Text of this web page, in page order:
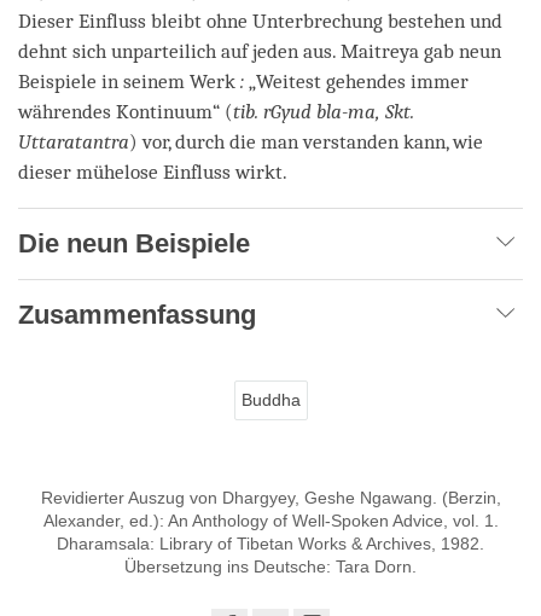
Dieser Einfluss bleibt ohne Unterbrechung bestehen und
dehnt sich unparteilich auf jeden aus. Maitreya gab neun
Beispiele in seinem Werk : „Weitest gehendes immer
währendes Kontinuum“ (tib. rGyud bla-ma, Skt.
Uttaratantra) vor, durch die man verstanden kann, wie
dieser mühelose Einfluss wirkt.
Die neun Beispiele
Zusammenfassung
Buddha
Revidierter Auszug von Dhargyey, Geshe Ngawang. (Berzin,
Alexander, ed.): An Anthology of Well-Spoken Advice, vol. 1.
Dharamsala: Library of Tibetan Works & Archives, 1982.
Übersetzung ins Deutsche: Tara Dorn.